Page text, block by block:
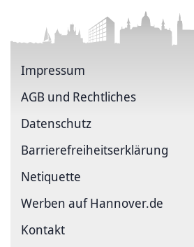
Impressum
AGB und Rechtliches
Datenschutz
Barriere­freiheits­erklärung
Netiquette
Werben auf Hannover.de
Kontakt